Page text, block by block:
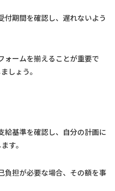
付期間を確認し、遅れないよう
ォームを揃えることが重要で
しょう。
給基準を確認し、自分の計画に
す。
負担が必要な場合、その額を事